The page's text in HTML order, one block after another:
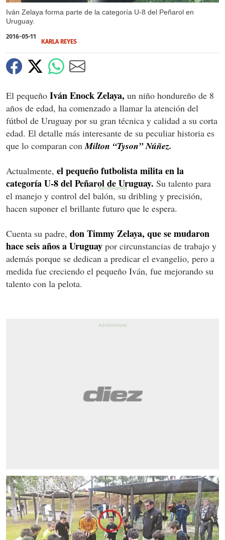
Iván Zelaya forma parte de la categoría U-8 del Peñarol en
Uruguay.
2016-05-11
KARLA REYES
El pequeño Iván Enock Zelaya, un niño hondureño de 8
años de edad, ha comenzado a llamar la atención del
fútbol de Uruguay por su gran técnica y calidad a su corta
edad. El detalle más interesante de su peculiar historia es
que lo comparan con Milton “Tyson” Núñez.
Actualmente, el pequeño futbolista milita en la
categoría U-8 del Peñarol de Uruguay. Su talento para
el manejo y control del balón, su dribling y precisión,
hacen suponer el brillante futuro que le espera.
Cuenta su padre, don Timmy Zelaya, que se mudaron
hace seis años a Uruguay por circunstancias de trabajo y
además porque se dedican a predicar el evangelio, pero a
medida fue creciendo el pequeño Iván, fue mejorando su
talento con la pelota.